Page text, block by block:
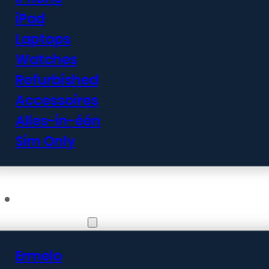
iPad
Laptops
Watches
Refurbished
Accessoires
Alles-in-één
Sim Only
Ermelo